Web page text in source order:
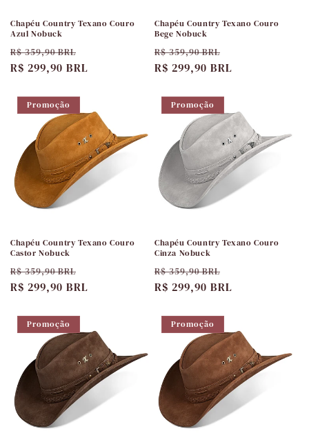
Chapéu Country Texano Couro
Azul Nobuck
Preço
normal
R$ 359,90 BRL
promocional
R$ 299,90 BRL
Chapéu Country Texano Couro
Bege Nobuck
Preço
normal
R$ 359,90 BRL
promocional
R$ 299,90 BRL
Promoção
Chapéu Country Texano Couro
Castor Nobuck
Preço
normal
R$ 359,90 BRL
promocional
R$ 299,90 BRL
Promoção
Chapéu Country Texano Couro
Cinza Nobuck
Preço
normal
R$ 359,90 BRL
promocional
R$ 299,90 BRL
Promoção Promoção